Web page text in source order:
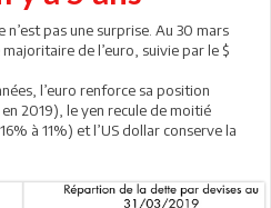
pas une surprise. Au 30 mars
de l’euro, suivie par le $
l’euro renforce sa position
2019), le yen recule de moitié
à 11%) et l’US dollar conserve la